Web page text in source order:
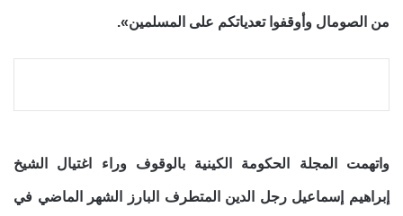
من الصومال وأوقفوا تعدياتكم على المسلمين».
واتهمت المجلة الحكومة الكينية بالوقوف وراء اغتيال الشيخ
إبراهيم إسماعيل رجل الدين المتطرف البارز الشهر الماضي في